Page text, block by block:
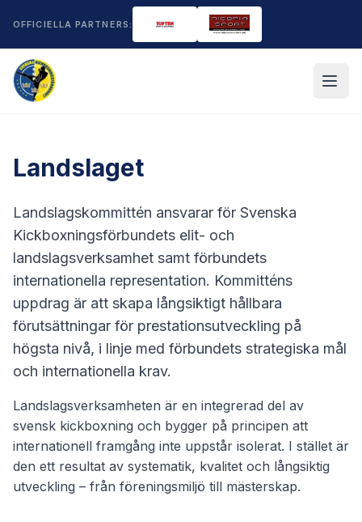
OFFICIELLA PARTNERS:
Om kickboxning
Om kickboxning
Tävlingsregler
Kalender
Förbundet
Kommittéer
Landslaget
Mästargrad
Strategi 2030
Domare
Kontakt
Nyheter
Webshop Inom kort
Landslaget
Landslagskommittén ansvarar för Svenska
Kickboxningsförbundets elit- och
landslagsverksamhet samt förbundets
internationella representation. Kommitténs
uppdrag är att skapa långsiktigt hållbara
förutsättningar för prestationsutveckling på
högsta nivå, i linje med förbundets strategiska mål
och internationella krav.
Landslagsverksamheten är en integrerad del av
svensk kickboxning och bygger på principen att
internationell framgång inte uppstår isolerat. I stället är
den ett resultat av systematik, kvalitet och långsiktig
utveckling – från föreningsmiljö till mästerskap.